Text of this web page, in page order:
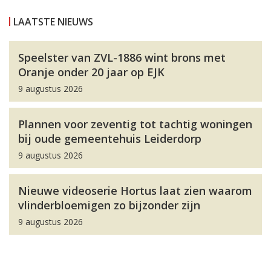
LAATSTE NIEUWS
Speelster van ZVL-1886 wint brons met
Oranje onder 20 jaar op EJK
9 augustus 2026
Plannen voor zeventig tot tachtig woningen
bij oude gemeentehuis Leiderdorp
9 augustus 2026
Nieuwe videoserie Hortus laat zien waarom
vlinderbloemigen zo bijzonder zijn
9 augustus 2026